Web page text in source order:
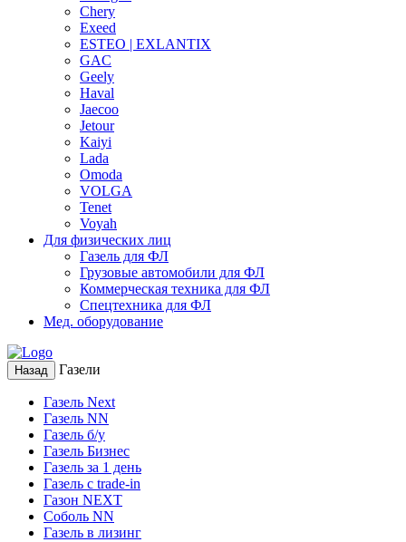
Chery
Exeed
ESTEO | EXLANTIX
GAC
Geely
Haval
Jaecoo
Jetour
Kaiyi
Lada
Omoda
VOLGA
Tenet
Voyah
Для физических лиц
Газель для ФЛ
Грузовые автомобили для ФЛ
Коммерческая техника для ФЛ
Спецтехника для ФЛ
Мед. оборудование
Назад Газели
Газель Next
Газель NN
Газель б/у
Газель Бизнес
Газель за 1 день
Газель с trade-in
Газон NEXT
Соболь NN
Газель в лизинг